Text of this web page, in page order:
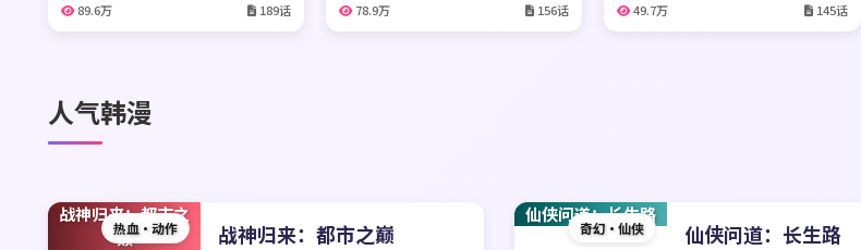
89.6万 189话 78.9万 156话 49.7万 145话
人气韩漫
战神归来：都市之
巅
热血·动作 战神归来：都市之巅
仙侠问道：长生路
奇幻·仙侠 仙侠问道：长生路